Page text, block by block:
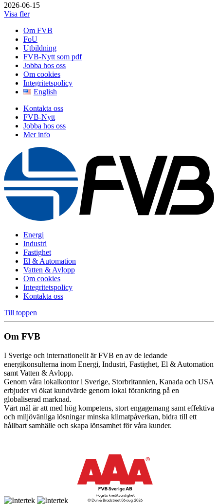
2026-06-15
Visa fler
Om FVB
FoU
Utbildning
FVB-Nytt som pdf
Jobba hos oss
Om cookies
Integritetspolicy
English
Kontakta oss
FVB-Nytt
Jobba hos oss
Mer info
Energi
Industri
Fastighet
El & Automation
Vatten & Avlopp
Om cookies
Integritetspolicy
Kontakta oss
Till toppen
Om FVB
I Sverige och internationellt är FVB en av de ledande
energikonsulterna inom Energi, Industri, Fastighet, El & Automation
samt Vatten & Avlopp.
Genom våra lokalkontor i Sverige, Storbritannien, Kanada och USA
erbjuder vi ökat kundvärde genom lokal förankring på en
globaliserad marknad.
Vårt mål är att med hög kompetens, stort engagemang samt effektiva
och miljövänliga lösningar minska klimatpåverkan, bidra till ett
hållbart samhälle och skapa lönsamhet för våra kunder.